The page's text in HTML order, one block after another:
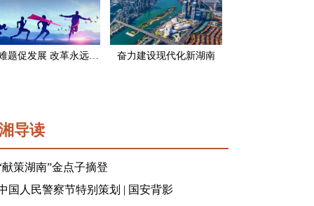
破难题促发展 改革永远在路上 奋力建设现代化新湖南
导读
献策湖南”金点子摘登
国人民警察节特别策划 | 国安背影